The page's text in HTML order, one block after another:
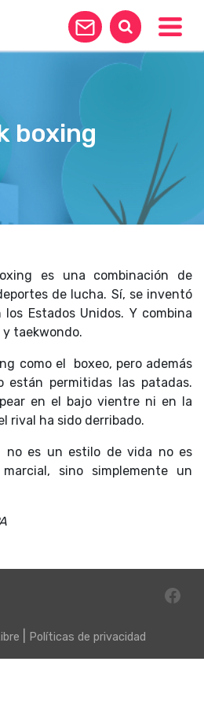
boxing
es una combinación de
de lucha. Sí, se inventó
Estados Unidos. Y combina
taekwondo.
como el boxeo, pero además
están permitidas las patadas.
en el bajo vientre ni en la
rival ha sido derribado.
no es un estilo de vida no es
sino simplemente un
Políticas de privacidad